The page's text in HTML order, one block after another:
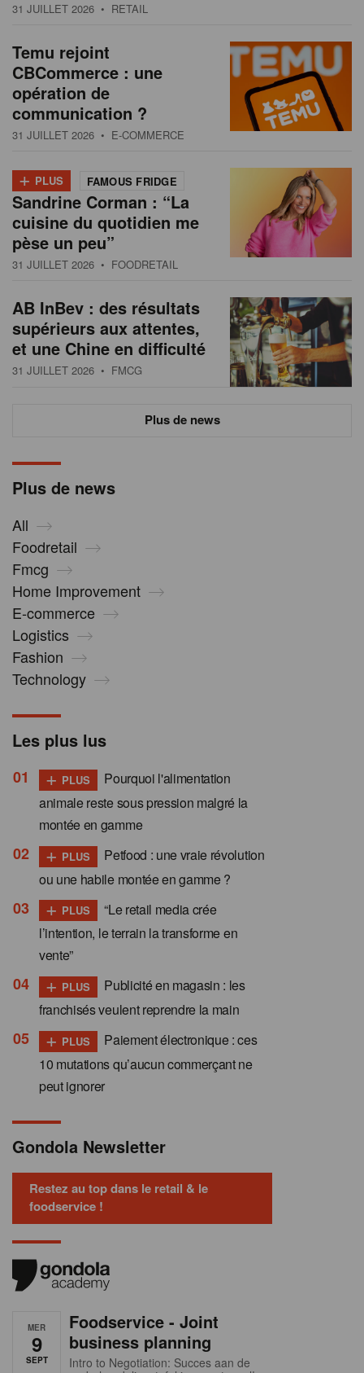
Plus de news
All
Foodretail
Fmcg
Home Improvement
E-commerce
Logistics
Fashion
Technology
31 JUILLET 2026 • RETAIL
Temu rejoint
CBCommerce : une
opération de
communication ?
31 JUILLET 2026 • E-COMMERCE
+ PLUS FAMOUS FRIDGE
Sandrine Corman : “La
cuisine du quotidien me
pèse un peu”
31 JUILLET 2026 • FOODRETAIL
AB InBev : des résultats
supérieurs aux attentes,
et une Chine en difficulté
31 JUILLET 2026 • FMCG
Plus de news
Les plus lus
+ PLUS
Pourquoi l'alimentation
animale reste sous pression malgré la
montée en gamme
+ PLUS
Petfood : une vraie révolution
ou une habile montée en gamme ?
+ PLUS
“Le retail media crée
l’intention, le terrain la transforme en
vente”
+ PLUS
Publicité en magasin : les
franchisés veulent reprendre la main
+ PLUS
Paiement électronique : ces
10 mutations qu’aucun commerçant ne
peut ignorer
Gondola Newsletter
Restez au top dans le retail & le
foodservice !
MER
9
SEPT
Foodservice - Joint
business planning
Intro to Negotiation: Succes aan de